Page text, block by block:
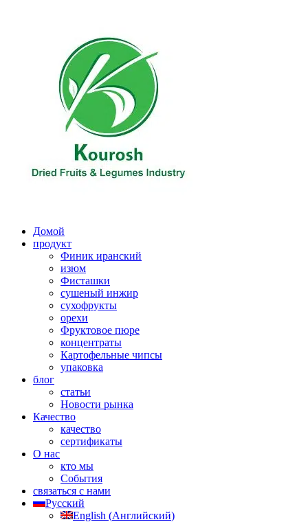
Домой
продукт
Финик иранский
изюм
Фисташки
сушеный инжир
сухофрукты
орехи
Фруктовое пюре
концентраты
Картофельные чипсы
упаковка
блог
статьи
Новости рынка
Качество
качество
сертификаты
О нас
кто мы
События
связаться с нами
Русский
English (Английский)